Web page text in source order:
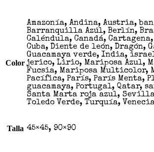
Color
Amazonía, Andina, Austria,
Barranquilla Azúl, Berlín,
Caléndula, Canadá,
Cuba, Diente de león, Dragón,
Guacamaya verde, India,
jerico, Lirio, Mariposa Azul,
Fucsia, Mariposa Multicolor,
Pacífica, París, París Menta,
guacamaya, Portugal, Qatar,
Santa Marta roja azul,
Toledo Verde, Turquía,
Talla 45×45, 90×90